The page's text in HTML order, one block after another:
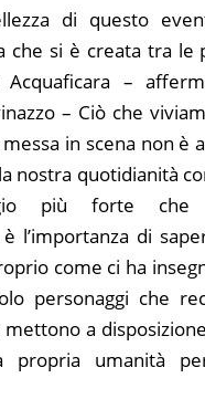
di questo
che si è creata tra le
–
– Ciò che
in scena non è
nostra quotidianità
più forte che
l’importanza di
come ci ha
personaggi che
mettono a
propria umanità